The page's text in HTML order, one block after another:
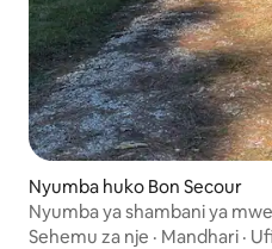
Nyumba huko Bon Secour
Nyumba ya shambani ya
Sehemu za nje · Mandhari ·